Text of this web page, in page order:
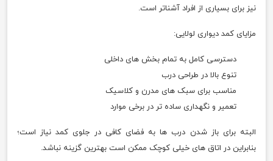
نیز برای بسیاری از افراد آشناتر است.
مزایای کمد دیواری لولایی:
دسترسی کامل به تمام بخش های داخلی
تنوع بالا در طراحی درب
مناسب برای سبک های مدرن و کلاسیک
تعمیر و نگهداری ساده تر در برخی موارد
البته برای باز شدن درب ها به فضای کافی در جلوی کمد نیاز است؛
بنابراین در اتاق های خیلی کوچک ممکن است بهترین گزینه نباشد.